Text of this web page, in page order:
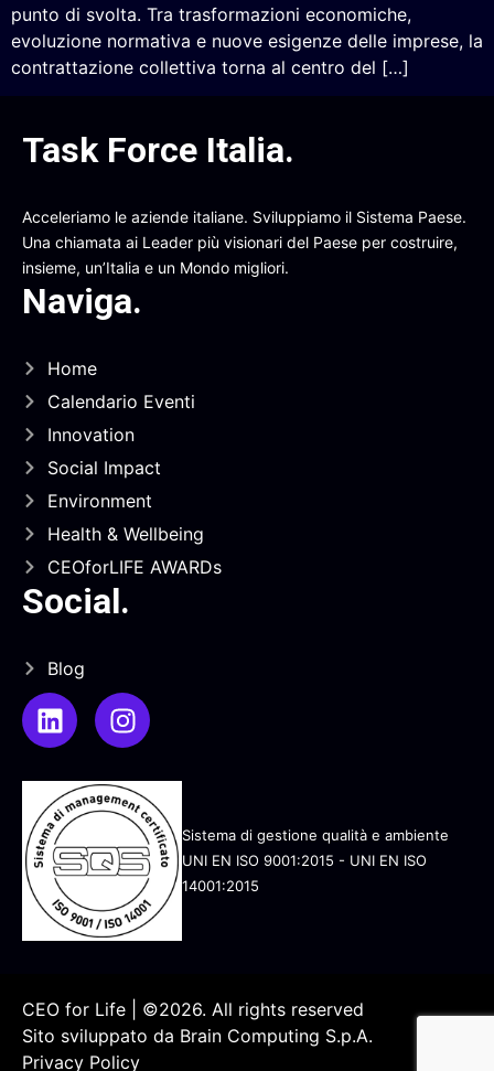
punto di svolta. Tra trasformazioni economiche,
evoluzione normativa e nuove esigenze delle imprese, la
contrattazione collettiva torna al centro del […]
Task Force Italia.
Acceleriamo le aziende italiane. Sviluppiamo il Sistema Paese.
Una chiamata ai Leader più visionari del Paese per costruire,
insieme, un’Italia e un Mondo migliori.
Naviga.
Home
Calendario Eventi
Innovation
Social Impact
Environment
Health & Wellbeing
CEOforLIFE AWARDs
Social.
Blog
Sistema di gestione qualità e ambiente
UNI EN ISO 9001:2015 - UNI EN ISO
14001:2015
CEO for Life | ©2026. All rights reserved
Sito sviluppato da Brain Computing S.p.A.
Privacy Policy